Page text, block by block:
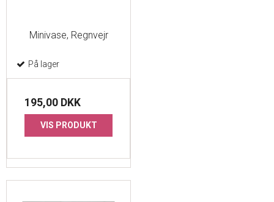
Minivase, Regnvejr
På lager
195,00 DKK
VIS PRODUKT